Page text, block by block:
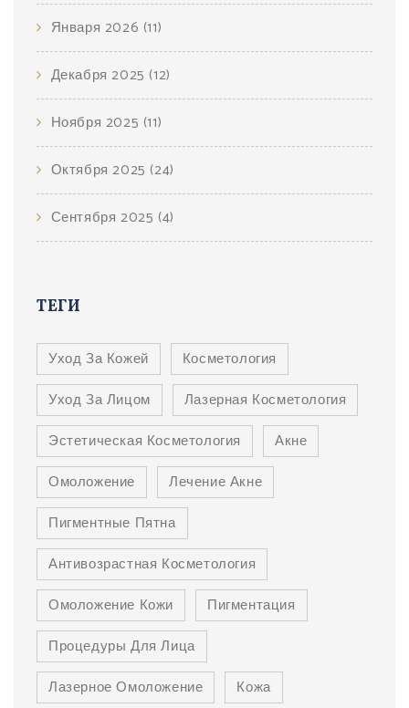
Января 2026 (11)
Декабря 2025 (12)
Ноября 2025 (11)
Октября 2025 (24)
Сентября 2025 (4)
ТЕГИ
Уход За Кожей
Косметология
Уход За Лицом
Лазерная Косметология
Эстетическая Косметология
Акне
Омоложение
Лечение Акне
Пигментные Пятна
Антивозрастная Косметология
Омоложение Кожи
Пигментация
Процедуры Для Лица
Лазерное Омоложение
Кожа